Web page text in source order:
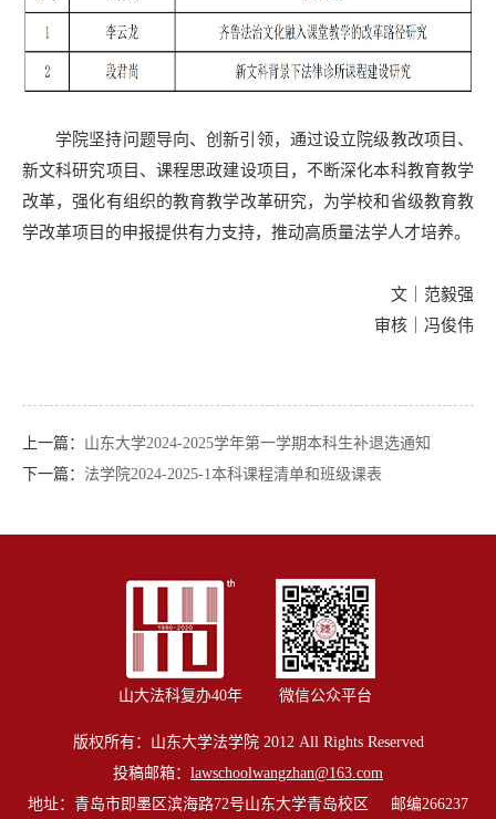
学院坚持问题导向、创新引领，通过设立院级教改项目、
新文科研究项目、课程思政建设项目，不断深化本科教育教学
改革，强化有组织的教育教学改革研究，为学校和省级教育教
学改革项目的申报提供有力支持，推动高质量法学人才培养。
文｜范毅强
审核｜冯俊伟
上一篇： 山东大学2024-2025学年第一学期本科生补退选通知
下一篇： 法学院2024-2025-1本科课程清单和班级课表
山大法科复办40年 微信公众平台
版权所有：山东大学法学院 2012 All Rights Reserved
投稿邮箱： lawschoolwangzhan@163.com
地址：青岛市即墨区滨海路72号山东大学青岛校区 邮编266237